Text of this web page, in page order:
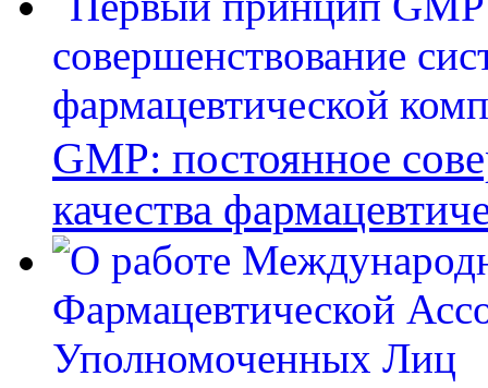
GMP: постоянное
качества